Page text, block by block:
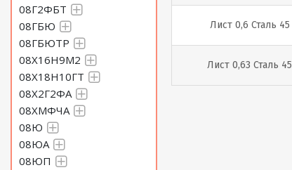
08Г2ФБТ
08ГБЮ
08ГБЮТР
08Х16Н9М2
08Х18Н10ГТ
08Х2Г2ФА
08ХМФЧА
08Ю
08ЮА
08ЮП
Лист 0,6 Сталь 45
Лист 0,63 Сталь 45